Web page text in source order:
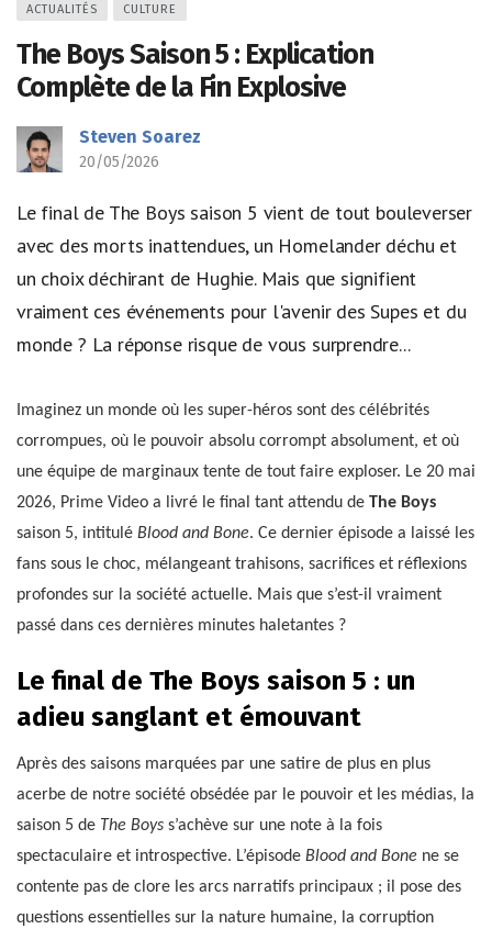
ACTUALITÉS CULTURE
The Boys Saison 5 : Explication
Complète de la Fin Explosive
Steven Soarez
20/05/2026
Le final de The Boys saison 5 vient de tout bouleverser
avec des morts inattendues, un Homelander déchu et
un choix déchirant de Hughie. Mais que signifient
vraiment ces événements pour l'avenir des Supes et du
monde ? La réponse risque de vous surprendre...
Imaginez un monde où les super-héros sont des célébrités
corrompues, où le pouvoir absolu corrompt absolument, et où
une équipe de marginaux tente de tout faire exploser. Le 20 mai
2026, Prime Video a livré le final tant attendu de The Boys
saison 5, intitulé Blood and Bone. Ce dernier épisode a laissé les
fans sous le choc, mélangeant trahisons, sacrifices et réflexions
profondes sur la société actuelle. Mais que s’est-il vraiment
passé dans ces dernières minutes haletantes ?
Le final de The Boys saison 5 : un
adieu sanglant et émouvant
Après des saisons marquées par une satire de plus en plus
acerbe de notre société obsédée par le pouvoir et les médias, la
saison 5 de The Boys s’achève sur une note à la fois
spectaculaire et introspective. L’épisode Blood and Bone ne se
contente pas de clore les arcs narratifs principaux ; il pose des
questions essentielles sur la nature humaine, la corruption